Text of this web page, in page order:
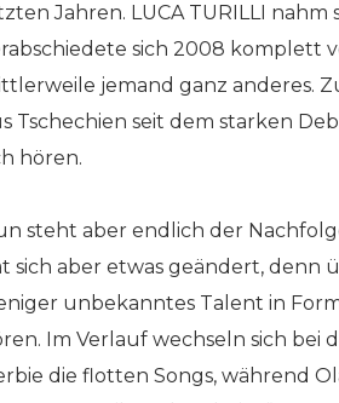
Jahren. LUCA TURILLI
sich 2008 komplett
jemand ganz anderes.
Tschechien seit dem starken
hören.
steht aber endlich der
sich aber etwas geändert, denn
unbekanntes Talent in Form
Im Verlauf wechseln sich bei
die flotten Songs, während